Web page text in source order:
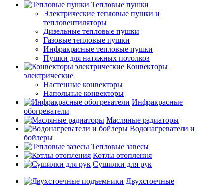
Тепловые пушки
Электрические тепловые пушки и
тепловентиляторы
Дизельные тепловые пушки
Газовые тепловые пушки
Инфракрасные тепловые пушки
Пушки для натяжных потолков
Конвекторы
электрические
Настенные конвекторы
Напольные конвекторы
Инфракрасные
обогреватели
Масляные радиаторы
Водонагреватели и
бойлеры
Тепловые завесы
Котлы отопления
Сушилки для рук
Двухстоечные